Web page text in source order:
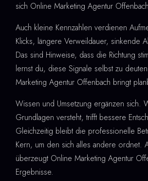
sich Online Marketing Agentur
Auch kleine Kennzahlen verdienen
Klicks, längere Verweildauer, sinkende
Das sind Hinweise, dass die Richtung
lernst du, diese Signale selbst zu
Marketing Agentur Offenbach bringt
Wissen und Umsetzung ergänzen sich.
Grundlagen versteht, trifft bessere
Gleichzeitig bleibt die professionelle
Kern, um den sich alles andere ordnet.
überzeugt Online Marketing Agentur
Ergebnisse.